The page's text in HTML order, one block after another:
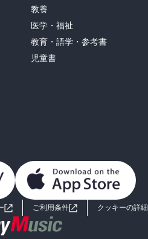
教養
医学・福祉
教育・語学・参考書
児童書
ご利用条件 クッキーの詳細